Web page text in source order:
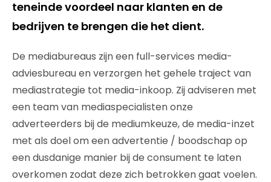
teneinde voordeel naar klanten en de
bedrijven te brengen die het dient.
De mediabureaus zijn een full-services media-
adviesbureau en verzorgen het gehele traject van
mediastrategie tot media-inkoop. Zij adviseren met
een team van mediaspecialisten onze
adverteerders bij de mediumkeuze, de media-inzet
met als doel om een advertentie / boodschap op
een dusdanige manier bij de consument te laten
overkomen zodat deze zich betrokken gaat voelen.